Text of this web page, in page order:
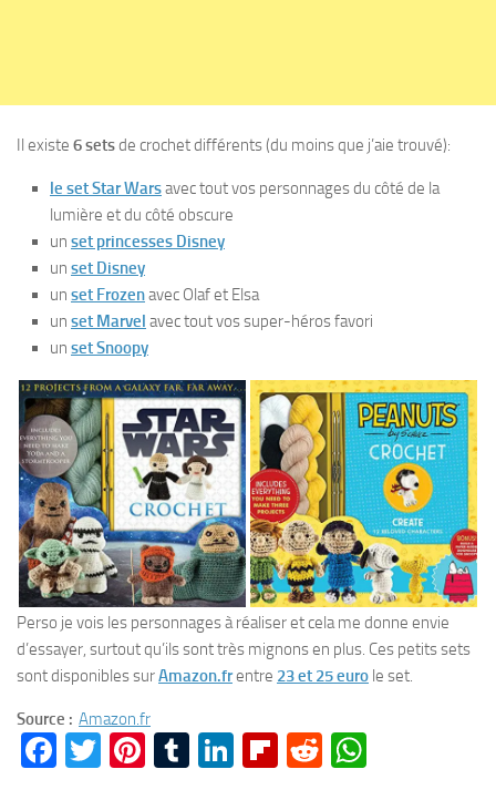
Il existe 6 setsde crochet différents (du moins que j’aie trouvé):
le set Star Warsavec tout vos personnages du côté de la
lumière et du côté obscure
un set princesses Disney
un set Disney
un set Frozenavec Olaf et Elsa
un set Marvel avec tout vos super-héros favori
un set Snoopy
Perso je vois les personnages à réaliser et cela me donne envie
d’essayer, surtout qu’ils sont très mignons en plus. Ces petits sets
sont disponibles surAmazon.frentre 23 et 25 euro le set.
Source : Amazon.fr
Facebook
TwitterPinterest
TumblrLinkedIn
Flipboard
Reddit